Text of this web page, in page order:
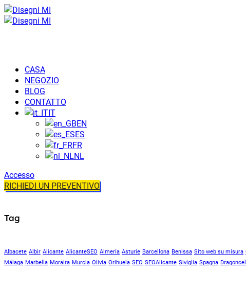
CASA
NEGOZIO
BLOG
CONTATTO
IT
EN
ES
FR
NL
Accesso
RICHIEDI UN PREVENTIVO
Tag
Albacete Albir Alicante AlicanteSEO Almería Asturie Barcellona Benissa Sito web su misura
Málaga Marbella Moraira Murcia Olivia Orihuela SEO SEOAlicante Siviglia Spagna